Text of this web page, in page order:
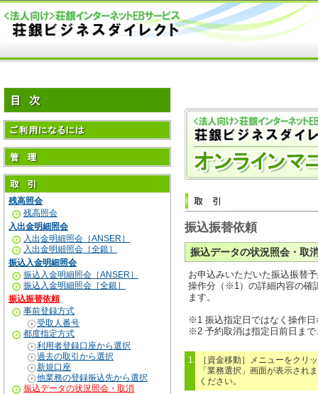
残高照会
残高照会
入出金明細照会
入出金明細照会［ANSER］
入出金明細照会［全銀］
振込入金明細照会
振込入金明細照会［ANSER］
振込入金明細照会［全銀］
振込振替依頼
事前登録方式
受取人番号
都度指定方式
利用者登録口座から選択
過去の取引から選択
新規口座
他業務の登録振込先から選択
振込データの状況照会・取消
振込振替依頼
振込データの状況照会・取
お申込みいただいた振込振替
操作分（※1）の詳細内容の確
ます。
※1 振込指定日ではなく操作
※2 予約取消は指定日前日まで
1.
［資金移動］メニューをクリ
「業務選択」画面が表示され
ください。